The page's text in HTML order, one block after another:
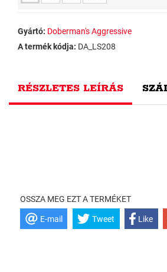
Gyártó: Doberman's Aggressive
A termék kódja: DA_LS208
RÉSZLETES LEÍRÁS
OSSZA MEG EZT A TERMÉKET
E-mail Tweet Like